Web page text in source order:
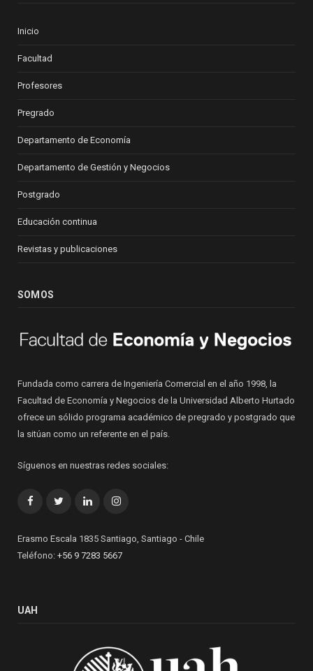
Inicio
Facultad
Profesores
Pregrado
Departamento de Economía
Departamento de Gestión y Negocios
Postgrado
Educación continua
Revistas y publicaciones
SOMOS
Fundada como carrera de Ingeniería Comercial en el año 1998, la
Facultad de Economía y Negocios de la Universidad Alberto Hurtado
ofrece un sólido programa académico de pregrado y postgrado que
la sitúan como un referente en el país.
Síguenos en nuestras redes sociales:
FacebookTwitterLinkedInInstagram
Erasmo Escala 1835 Santiago, Santiago - Chile
Teléfono: +56 9 7283 5667
UAH